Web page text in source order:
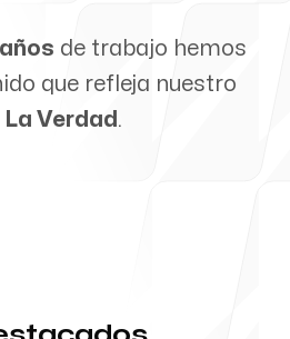
de trabajo hemos
que refleja nuestro
La Verdad .